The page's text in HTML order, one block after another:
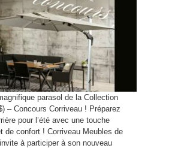
parasol de la Collection
– Concours Corriveau ! Préparez
pour l’été avec une touche
de confort ! Corriveau Meubles de
à participer à son nouveau